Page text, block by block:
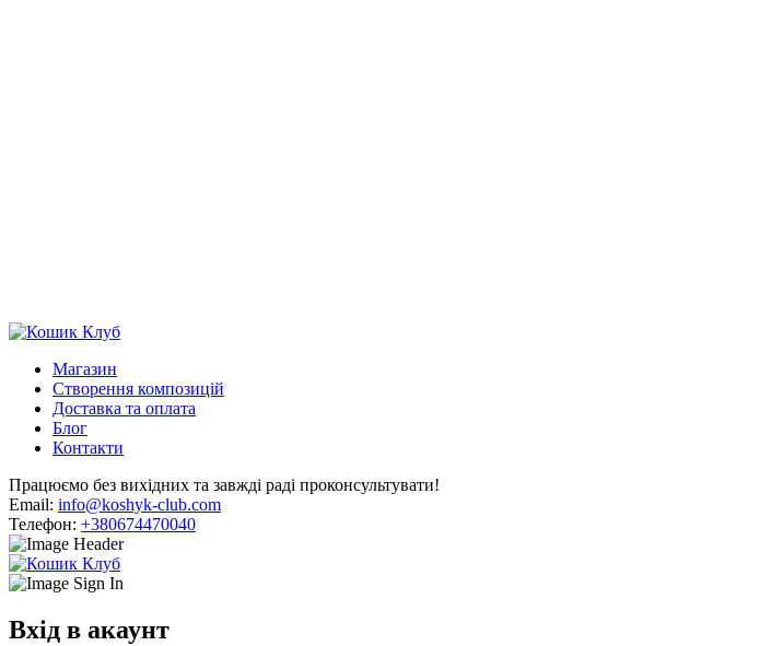
Магазин
Створення композицій
Доставка та оплата
Блог
Контакти
Працюємо без вихідних та завжді раді проконсультувати!
Email: info@koshyk-club.com
Телефон: +380674470040
Вхід в акаунт